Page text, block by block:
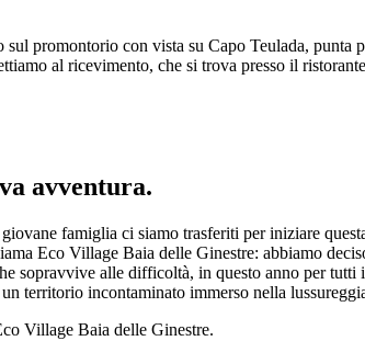
sul promontorio con vista su Capo Teulada, punta
al ricevimento, che si trova presso il
avventura.
famiglia ci siamo trasferiti per iniziare
Eco Village Baia delle Ginestre: abbiamo
sopravvive alle difficoltà, in questo anno per
territorio incontaminato immerso nella
Village Baia delle Ginestre.